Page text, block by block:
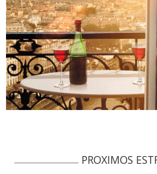
PROXIMOS